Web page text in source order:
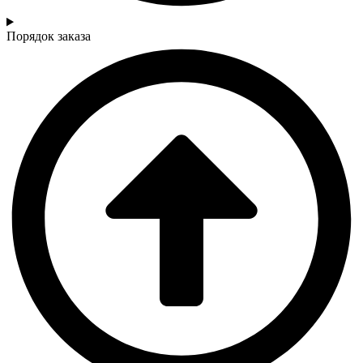
Порядок заказа